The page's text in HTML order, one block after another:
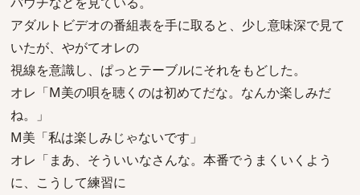
アダルトビデオの番組表を手に取ると、少し意味深で見て
いたが、やがてオレの
視線を意識し、ぱっとテーブルにそれをもどした。
オレ「M美の唄を聴くのは初めてだな。なんか楽しみだ
ね。」
M美「私は楽しみじゃないです」
オレ「まあ、そういいなさんな。本番でうまくいくよう
に、こうして練習に